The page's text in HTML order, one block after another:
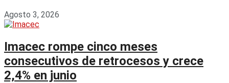
Agosto 3, 2026
Imacec rompe cinco meses
consecutivos de retrocesos y crece
2,4% en junio